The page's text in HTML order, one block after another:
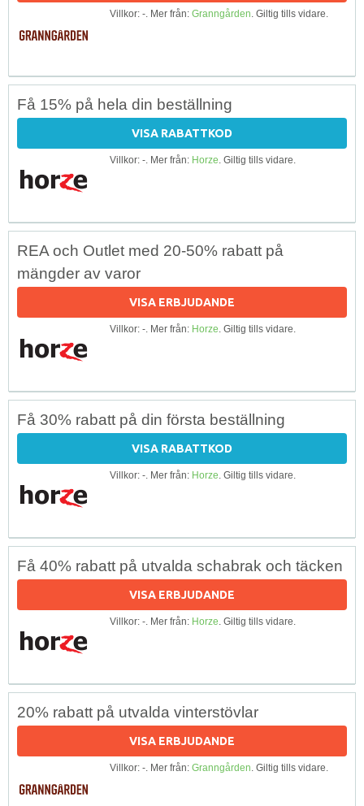
Villkor: -. Mer från: Granngården. Giltig tills vidare.
Få 15% på hela din beställning
VISA RABATTKOD
Villkor: -. Mer från: Horze. Giltig tills vidare.
REA och Outlet med 20-50% rabatt på
mängder av varor
VISA ERBJUDANDE
Villkor: -. Mer från: Horze. Giltig tills vidare.
Få 30% rabatt på din första beställning
VISA RABATTKOD
Villkor: -. Mer från: Horze. Giltig tills vidare.
Få 40% rabatt på utvalda schabrak och täcken
VISA ERBJUDANDE
Villkor: -. Mer från: Horze. Giltig tills vidare.
20% rabatt på utvalda vinterstövlar
VISA ERBJUDANDE
Villkor: -. Mer från: Granngården. Giltig tills vidare.